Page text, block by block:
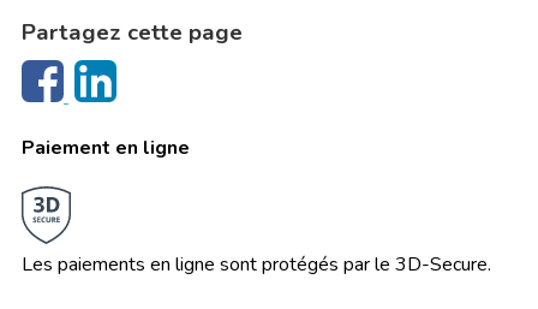
Partagez cette page
Paiement en ligne
Les paiements en ligne sont protégés par le 3D-Secure.